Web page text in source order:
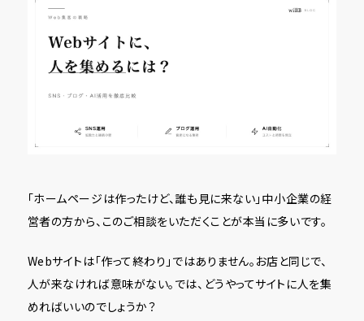
「ホームページは作ったけど、誰も見に来ない」――中小企業の経
営者の方から、このご相談をいただくことが本当に多いです。
Webサイトは「作って終わり」ではありません。お店と同じで、
人が来なければ意味がない。では、どうやってサイトに人を集
めればいいのでしょうか？